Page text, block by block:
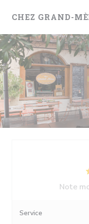
CHEZ GRAND-
Note
Service